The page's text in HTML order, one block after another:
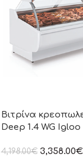
Βιτρίνα
Deep 1.4 WG Igloo
4,198.00€ 3,358.00€